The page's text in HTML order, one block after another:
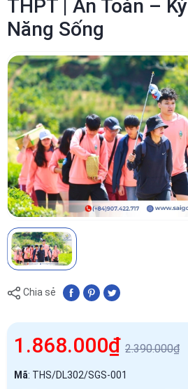
THPT | An Toàn –
Năng Sống
Chia sẻ
1.868.000₫ 2.390.000₫
Mã: THS/DL302/SGS-001